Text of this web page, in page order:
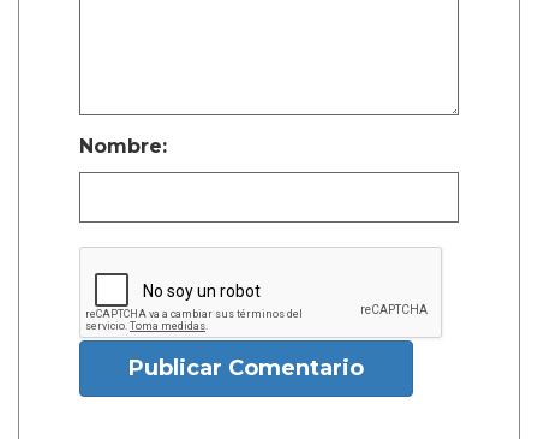
Nombre:
Publicar Comentario